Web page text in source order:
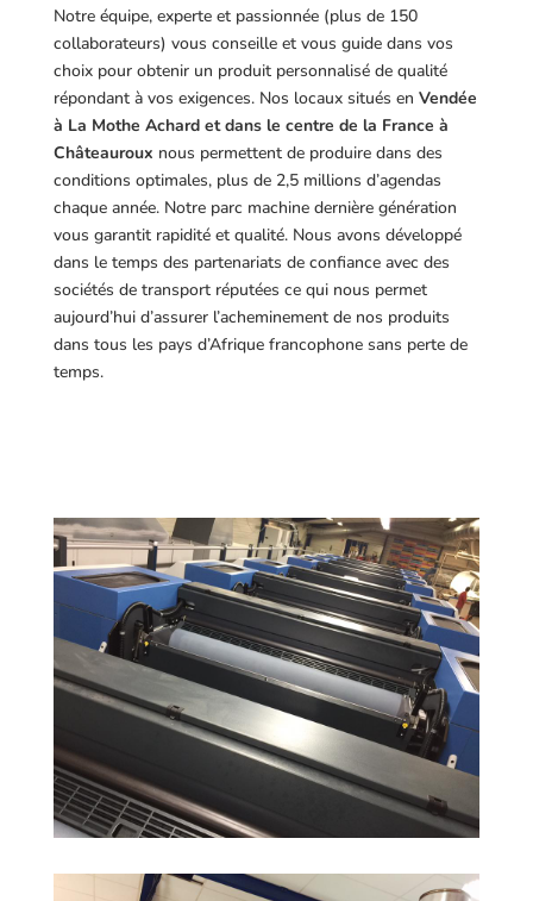
Notre équipe, experte et passionnée (plus de 150
collaborateurs) vous conseille et vous guide dans vos
choix pour obtenir un produit personnalisé de qualité
répondant à vos exigences. Nos locaux situés en Vendée
à La Mothe Achard et dans le centre de la France à
Châteauroux nous permettent de produire dans des
conditions optimales, plus de 2,5 millions d’agendas
chaque année. Notre parc machine dernière génération
vous garantit rapidité et qualité. Nous avons développé
dans le temps des partenariats de confiance avec des
sociétés de transport réputées ce qui nous permet
aujourd’hui d’assurer l’acheminement de nos produits
dans tous les pays d’Afrique francophone sans perte de
temps.